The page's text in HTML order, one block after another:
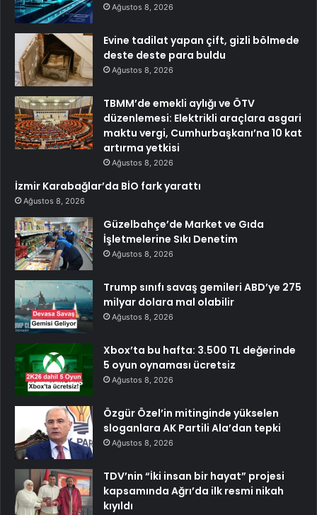
Ağustos 8, 2026
Evine tadilat yapan çift, gizli bölmede
deste deste para buldu
Ağustos 8, 2026
TBMM’de emekli aylığı ve ÖTV
düzenlemesi: Elektrikli araçlara asgari
maktu vergi, Cumhurbaşkanı’na 10 kat
artırma yetkisi
Ağustos 8, 2026
İzmir Karabağlar’da BİO fark yarattı
Ağustos 8, 2026
Güzelbahçe’de Market ve Gıda
İşletmelerine Sıkı Denetim
Ağustos 8, 2026
Trump sınıfı savaş gemileri ABD’ye 275
milyar dolara mal olabilir
Ağustos 8, 2026
Xbox’ta bu hafta: 3.500 TL değerinde
5 oyun oynaması ücretsiz
Ağustos 8, 2026
Özgür Özel’in mitinginde yükselen
sloganlara AK Partili Ala’dan tepki
Ağustos 8, 2026
TDV’nin “İki insan bir hayat” projesi
kapsamında Ağrı’da ilk resmi nikah
kıyıldı